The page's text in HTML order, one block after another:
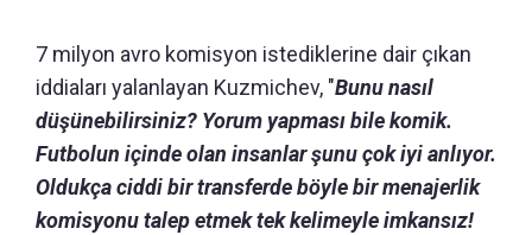
7 milyon avro komisyon istediklerine dair çıkan
iddiaları yalanlayan Kuzmichev, "Bunu nasıl
düşünebilirsiniz? Yorum yapması bile komik.
Futbolun içinde olan insanlar şunu çok iyi anlıyor.
Oldukça ciddi bir transferde böyle bir menajerlik
komisyonu talep etmek tek kelimeyle imkansız!